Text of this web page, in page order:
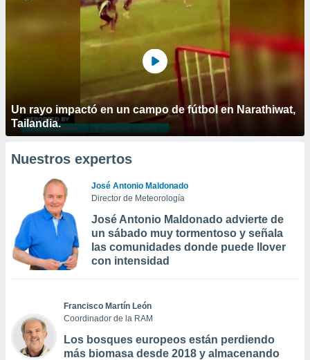
Un rayo impactó en un campo de fútbol en Narathiwat,
Tailandia.
Nuestros expertos
José Antonio Maldonado
Director de Meteorología
José Antonio Maldonado advierte de
un sábado muy tormentoso y señala
las comunidades donde puede llover
con intensidad
Francisco Martín León
Coordinador de la RAM
Los bosques europeos están perdiendo
más biomasa desde 2018 y almacenando